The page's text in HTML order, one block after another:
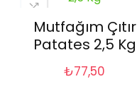
Mutfağım Çıtır
Patates 2,5 Kg
₺77,50